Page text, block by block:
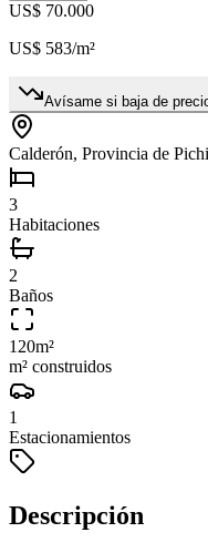
US$ 70.000
US$ 583/m²
Avísame si baja de
Calderón, Provincia de
3
Habitaciones
2
Baños
120m²
m² construidos
1
Estacionamientos
Descripción